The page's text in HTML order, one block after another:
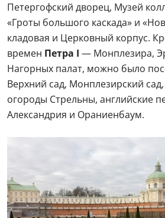
Петергофский дворец, Музей
«Гроты большого каскада» и
кладовая и Церковный корпус.
времен Петра I — Монплезира,
Нагорных палат, можно было
Верхний сад, Монплезирский
огороды Стрельны, английские
Александрия и Ораниенбаум.